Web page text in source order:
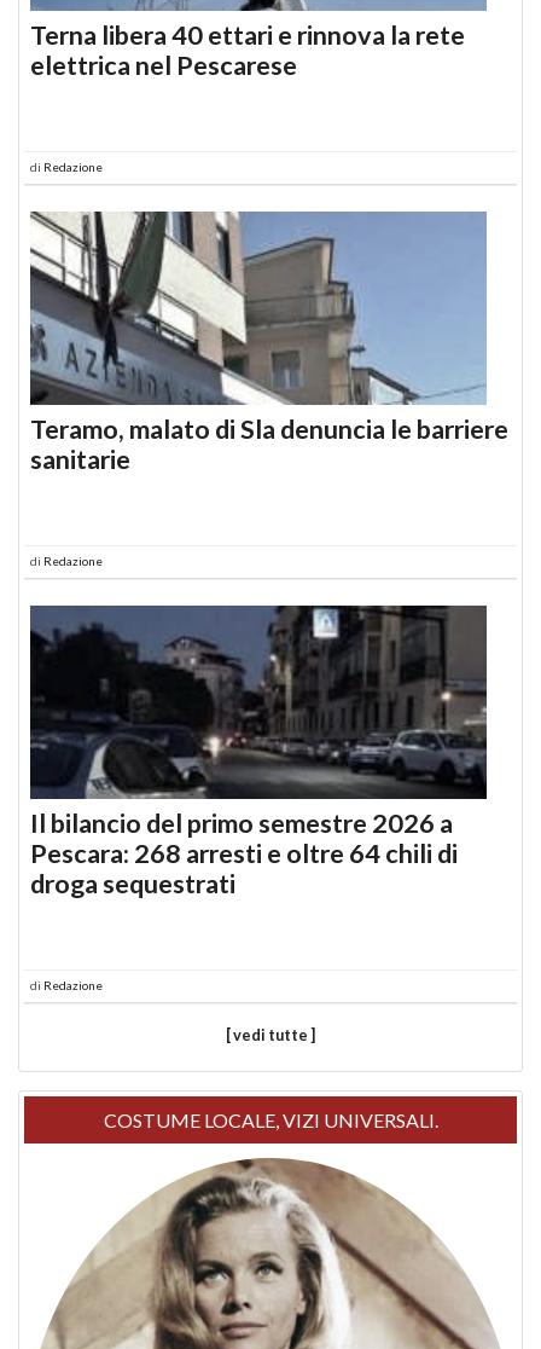
Terna libera 40 ettari e rinnova la rete
elettrica nel Pescarese
di Redazione
Teramo, malato di Sla denuncia le barriere
sanitarie
di Redazione
Il bilancio del primo semestre 2026 a
Pescara: 268 arresti e oltre 64 chili di
droga sequestrati
di Redazione
[ vedi tutte ]
COSTUME LOCALE, VIZI UNIVERSALI.